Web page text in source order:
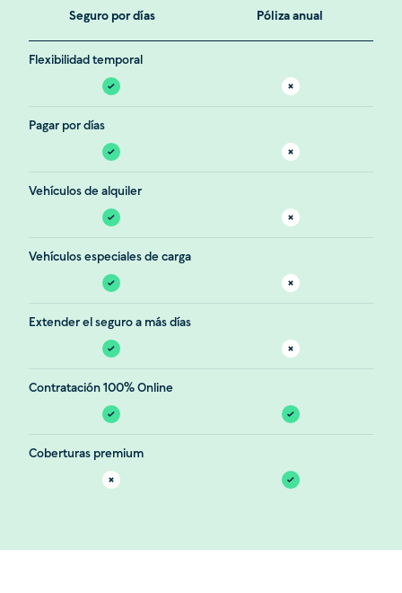
Seguro por días Póliza anual
Flexibilidad temporal
Pagar por días
Vehículos de alquiler
Vehículos especiales de carga
Extender el seguro a más días
Contratación 100% Online
Coberturas premium